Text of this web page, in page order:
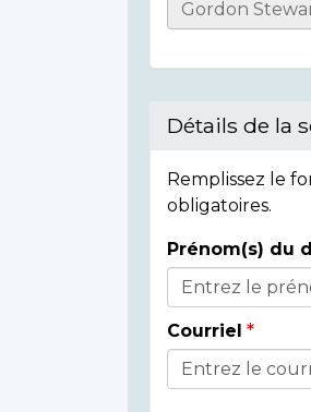
l'individu
Détails de la
Remplissez le
obligatoires.
Détails
du
donateur
Prénom(s) du
Courriel